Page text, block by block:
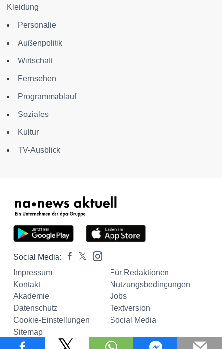
Kleidung
Personalie
Außenpolitik
Wirtschaft
Fernsehen
Programmablauf
Soziales
Kultur
TV-Ausblick
Social Media:
Impressum
Für Redaktionen
Kontakt
Nutzungsbedingungen
Akademie
Jobs
Datenschutz
Textversion
Cookie-Einstellungen
Social Media
Sitemap